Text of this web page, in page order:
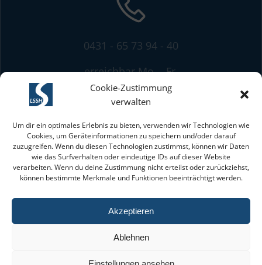
Cookie-Zustimmung
verwalten
Um dir ein optimales Erlebnis zu bieten, verwenden wir Technologien wie
Cookies, um Geräteinformationen zu speichern und/oder darauf
zuzugreifen. Wenn du diesen Technologien zustimmst, können wir Daten
wie das Surfverhalten oder eindeutige IDs auf dieser Website
verarbeiten. Wenn du deine Zustimmung nicht erteilst oder zurückziehst,
können bestimmte Merkmale und Funktionen beeinträchtigt werden.
Akzeptieren
Ablehnen
0431 - 65 73 94 - 40
erreichbar Mo. - Fr.
von 8:00 bis 13:00 Uhr
mit freundlicher Unterstützung des